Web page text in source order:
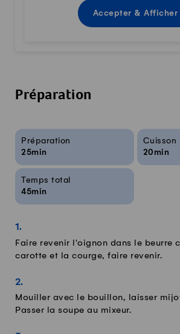
Accepter & Afficher
Préparation
Infos sur la recette
Préparation
25min
Cuisson
20min
Temps total
45min
Faire revenir l'oignon dans le beurre
carotte et la courge, faire revenir.
Mouiller avec le bouillon, laisser
Passer la soupe au mixeur.